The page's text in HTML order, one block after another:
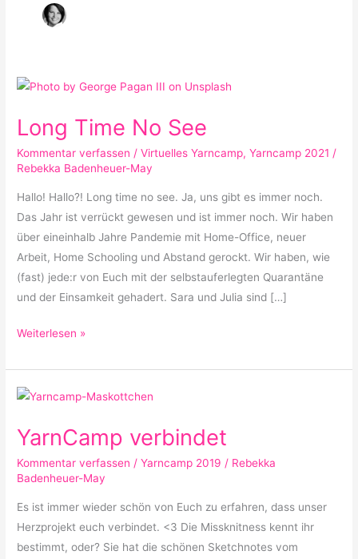
Long Time No See
Kommentar verfassen /Virtuelles Yarncamp,Yarncamp 2021 /
Rebekka Badenheuer-May
Hallo! Hallo?! Long time no see. Ja, uns gibt es immer noch.
Das Jahr ist verrückt gewesen und ist immer noch. Wir haben
über eineinhalb Jahre Pandemie mit Home-Office, neuer
Arbeit, Home Schooling und Abstand gerockt. Wir haben, wie
(fast) jede:r von Euch mit der selbstauferlegten Quarantäne
und der Einsamkeit gehadert. Sara und Julia sind […]
Long
No
Weiterlesen »
YarnCamp verbindet
Kommentar verfassen /Yarncamp 2019 / Rebekka
Badenheuer-May
Es ist immer wieder schön von Euch zu erfahren, dass unser
Herzprojekt euch verbindet. <3 Die Missknitness kennt ihr
bestimmt, oder? Sie hat die schönen Sketchnotes vom
YarnCamp